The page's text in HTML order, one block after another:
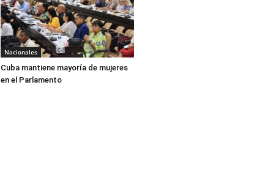
Nacionales
Cuba mantiene mayoría de mujeres
en el Parlamento